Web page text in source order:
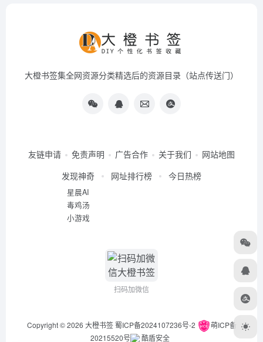
大橙书签集全网资源分类精选后的资源目录（站点传送门）
友链申请 免责声明 广告合作 关于我们
网站地图
发现神奇
星晨AI
毒鸡汤
小游戏
网址排行榜 今日热榜
扫码加微信
Copyright © 2026 大橙书签 蜀ICP备2024107236号-2
萌ICP备
20215520号
酷盾安全